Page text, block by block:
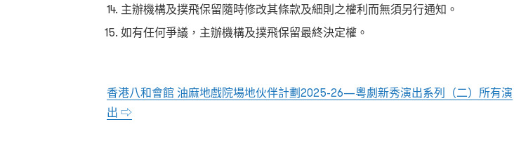
主辦機構及撲飛保留隨時修改其條款及細則之權利而無須另行通知。
如有任何爭議，主辦機構及撲飛保留最終決定權。
香港八和會館 油麻地戲院場地伙伴計劃2025-26—粵劇新秀演出系列（二）所有演
出 ⇨